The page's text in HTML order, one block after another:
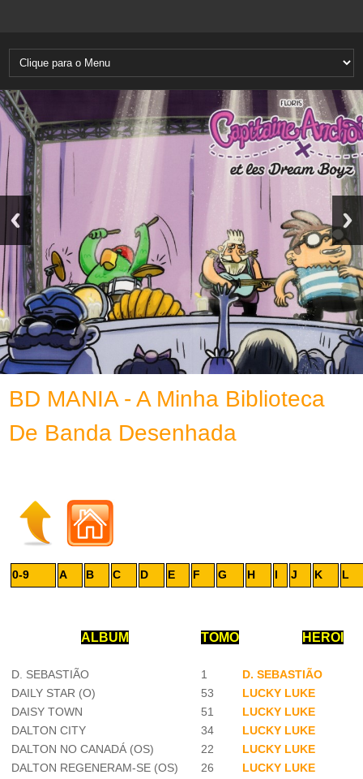
BD MANIA - A Minha Biblioteca
De Banda Desenhada
0-9 A B C D E F G H I J K L
ALBUM TOMO HEROI
D. SEBASTIÃO 1
D. SEBASTIÃO
DAILY STAR (O)
53
LUCKY LUKE
DAISY TOWN
51
LUCKY LUKE
DALTON CITY
34
LUCKY LUKE
DALTON NO CANADÁ (OS)
22
LUCKY LUKE
DALTON REGENERAM-SE (OS)
26
LUCKY LUKE